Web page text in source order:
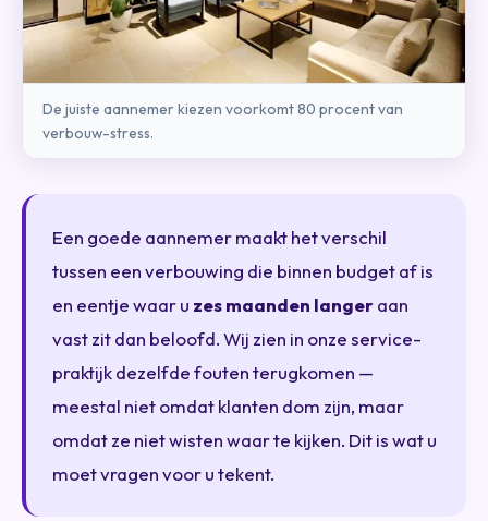
De juiste aannemer kiezen voorkomt 80 procent van
verbouw-stress.
Een goede aannemer maakt het verschil
tussen een verbouwing die binnen budget af is
en eentje waar u zes maanden langeraan
vast zit dan beloofd. Wij zien in onze service-
praktijk dezelfde fouten terugkomen —
meestal niet omdat klanten dom zijn, maar
omdat ze niet wisten waar te kijken. Dit is wat u
moet vragen voor u tekent.